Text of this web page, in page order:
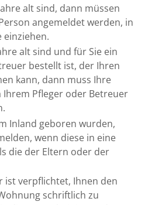
alt sind, dann müssen
angemeldet werden, in
einziehen.
alt sind und für Sie ein
bestellt ist, der Ihren
kann, dann muss Ihre
Ihrem Pfleger oder Betreuer
Inland geboren wurden,
wenn diese in eine
die der Eltern oder der
ist verpflichtet, Ihnen den
schriftlich zu